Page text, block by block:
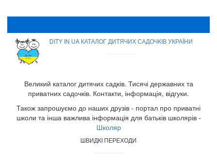
DITY IN UA КАТАЛОГ ДИТЯЧИХ САДОЧКІВ УКРАЇНИ
Великий каталог дитячих садків. Тисячі державних та
приватних садочків. Контакти, інформація, відгуки.
Також запрошуємо до наших друзів - портал про приватні
школи та інша важлива інформація для батьків школярів -
Школяр
ШВИДКІ ПЕРЕХОДИ